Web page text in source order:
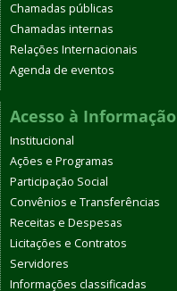
Chamadas públicas
Chamadas internas
Relações Internacionais
Agenda de eventos
Acesso à Informação
Institucional
Ações e Programas
Participação Social
Convênios e Transferências
Receitas e Despesas
Licitações e Contratos
Servidores
Informações classificadas